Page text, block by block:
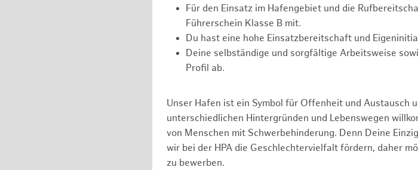
Für den Einsatz im Hafengebiet und die
Führerschein Klasse B mit.
Du hast eine hohe Einsatzbereitschaft und
Deine selbständige und sorgfältige Arbeitsweise
Profil ab.
Unser Hafen ist ein Symbol für Offenheit und Austausch
unterschiedlichen Hintergründen und Lebenswegen
von Menschen mit Schwerbehinderung. Denn Deine
wir bei der HPA die Geschlechtervielfalt fördern, daher
zu bewerben.